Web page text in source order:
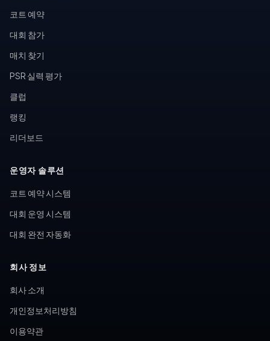
코트 예약
대회 참가
매치 찾기
PSR 실력 평가
클럽
랭킹
리더보드
운영자 솔루션
코트 예약 시스템
대회 운영 시스템
대회 완전 자동화
회사 정보
회사 소개
개인정보처리방침
이용약관